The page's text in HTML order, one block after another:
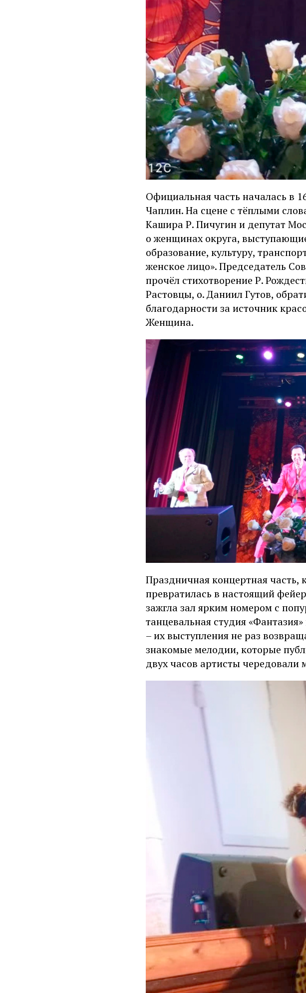
Официальная часть началась в
Чаплин. На сцене с тёплыми
Кашира Р. Пичугин и депутат
о женщинах округа,
образование, культуру,
женское лицо». Председатель
прочёл стихотворение Р.
Растовцы, о. Даниил Гутов,
благодарности за источник
Женщина.
Праздничная концертная
превратилась в настоящий
зажгла зал ярким номером с
танцевальная студия
– их выступления не раз
знакомые мелодии, которые
двух часов артисты